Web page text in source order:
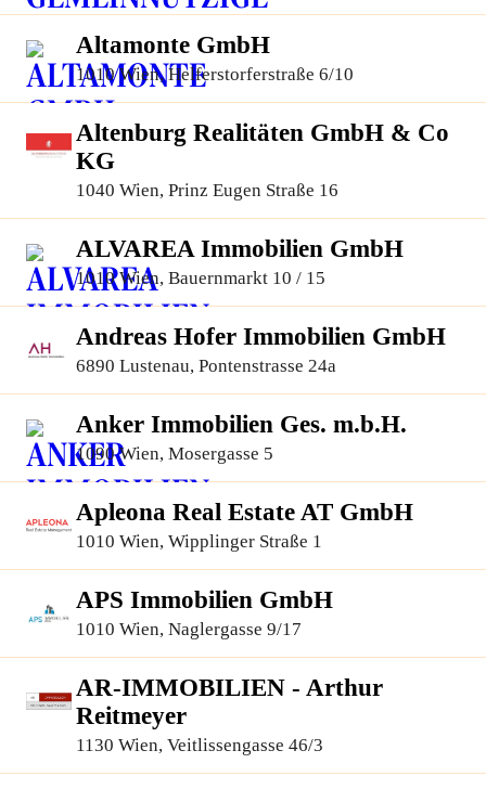
Altamonte GmbH
1010 Wien, Helferstorferstraße 6/10
Altenburg Realitäten GmbH & Co
KG
1040 Wien, Prinz Eugen Straße 16
ALVAREA Immobilien GmbH
1010 Wien, Bauernmarkt 10 / 15
Andreas Hofer Immobilien GmbH
6890 Lustenau, Pontenstrasse 24a
Anker Immobilien Ges. m.b.H.
1090 Wien, Mosergasse 5
Apleona Real Estate AT GmbH
1010 Wien, Wipplinger Straße 1
APS Immobilien GmbH
1010 Wien, Naglergasse 9/17
AR-IMMOBILIEN - Arthur
Reitmeyer
1130 Wien, Veitlissengasse 46/3